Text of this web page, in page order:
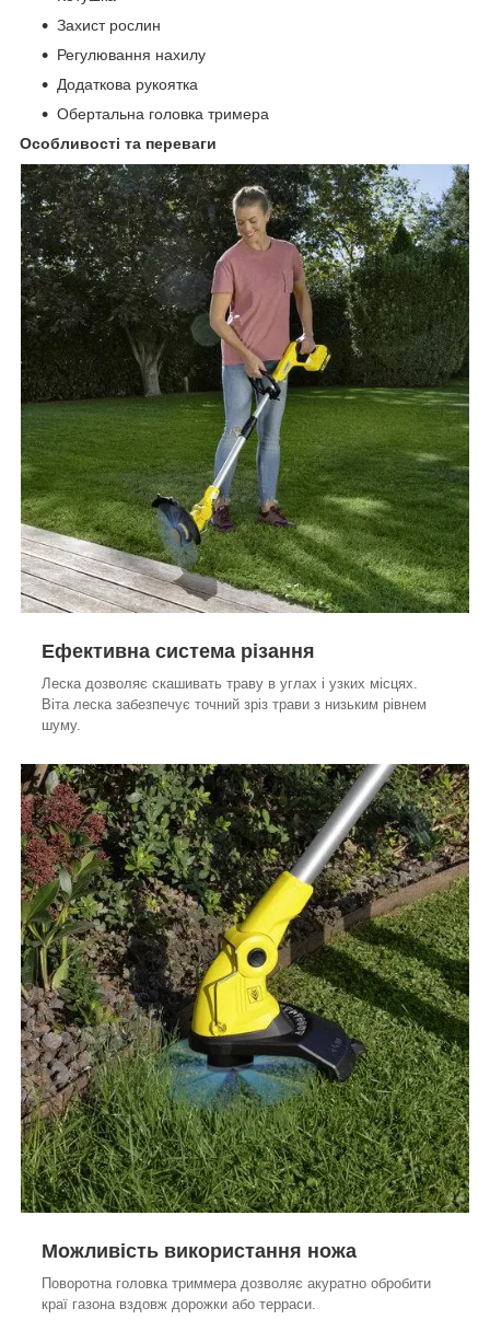
Захист рослин
Регулювання нахилу
Додаткова рукоятка
Обертальна головка тримера
Особливості та переваги
Ефективна система різання
Леска дозволяє скашивать траву в углах і узких місцях.
Віта леска забезпечує точний зріз трави з низьким рівнем
шуму.
Можливість використання ножа
Поворотна головка триммера дозволяє акуратно обробити
краї газона вздовж дорожки або терраси.